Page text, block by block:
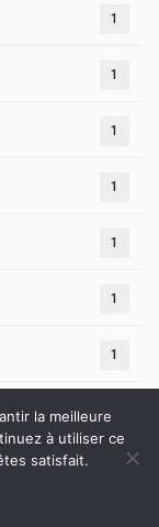
1
1
1
1
1
1
1
la meilleure
à utiliser ce
satisfait.